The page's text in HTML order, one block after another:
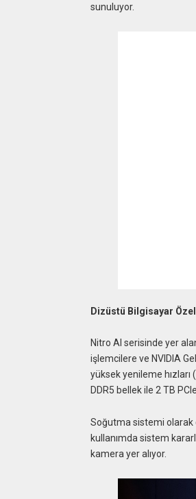
sunuluyor.
Dizüstü Bilgisayar
Nitro AI serisinde yer
işlemcilere ve NVIDIA
yüksek yenileme hızları
DDR5 bellek ile 2 TB
Soğutma sistemi olarak
kullanımda sistem
kamera yer alıyor.